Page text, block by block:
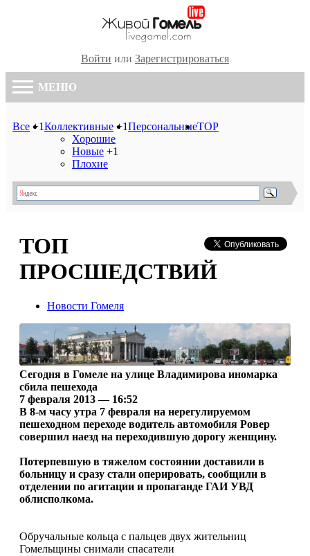
Войти или Зарегистрироваться
МЕНЮ
Все +1Коллективные +1
Хорошие
Новые +1
Плохие
ПерсональныеTOP
ТОП
ПРОСШЕДСТВИЙ
Новости Гомеля
Сегодня в Гомеле на улице Владимирова иномарка
сбила пешехода
7 февраля 2013 — 16:52
В 8-м часу утра 7 февраля на нерегулируемом
пешеходном переходе водитель автомобиля Ровер
совершил наезд на переходившую дорогу женщину.
Потерпевшую в тяжелом состоянии доставили в
больницу и сразу стали оперировать, сообщили в
отделении по агитации и пропаганде ГАИ УВД
облисполкома.
Обручальные кольца с пальцев двух жительниц
Гомельщины снимали спасатели